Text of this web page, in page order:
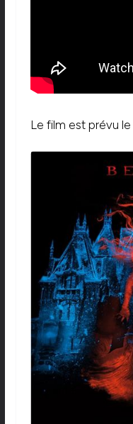
Le film est prévu le